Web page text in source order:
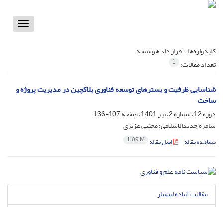
Toggle
کلیدواژه‌ها =قرار داد هوشمند
تعداد مقالات: 1
شناسایی ظرفیت و بسترهای توسعه فناوری بلاکچین در مدیریت پروژه و
ساخت
دوره 12، شماره 2، تیر 1401، صفحه
107-136
سامره جدیدالاسلامی؛ مجتبی عزیزی
مشاهده مقاله اصل مقاله 1.09 M
مقالات آماده انتشار